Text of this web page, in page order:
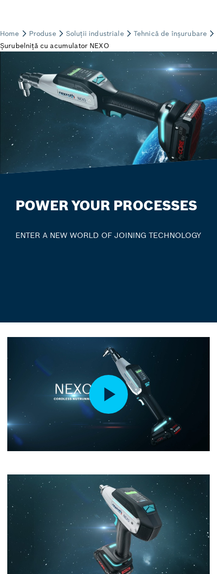
POWER YOUR PROCESSES
ENTER A NEW WORLD OF JOINING TECHNOLOGY